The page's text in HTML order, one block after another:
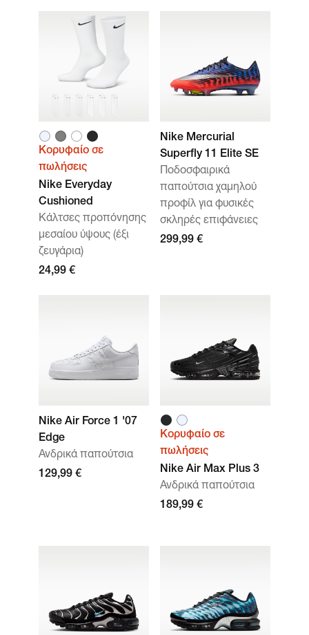
Κορυφαίο σε
πωλήσεις
Nike Everyday
Cushioned
Κάλτσες προπόνησης
μεσαίου ύψους (έξι
ζευγάρια)
24,99 €
Nike Mercurial
Superfly 11 Elite SE
Ποδοσφαιρικά
παπούτσια χαμηλού
προφίλ για φυσικές
σκληρές επιφάνειες
299,99 €
Nike Air Force 1 '07
Edge
Ανδρικά παπούτσια
129,99 €
Κορυφαίο σε
πωλήσεις
Nike Air Max Plus 3
Ανδρικά παπούτσια
189,99 €